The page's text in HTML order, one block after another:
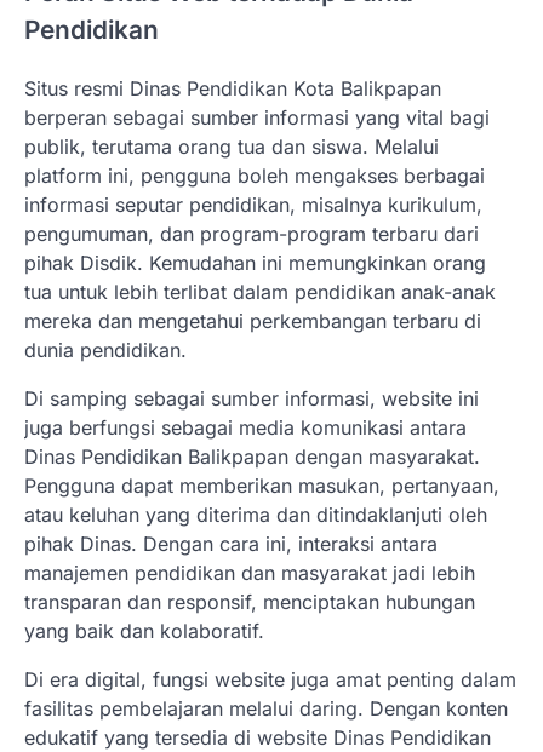
Pendidikan
Situs resmi Dinas Pendidikan Kota Balikpapan
berperan sebagai sumber informasi yang vital bagi
publik, terutama orang tua dan siswa. Melalui
platform ini, pengguna boleh mengakses berbagai
informasi seputar pendidikan, misalnya kurikulum,
pengumuman, dan program-program terbaru dari
pihak Disdik. Kemudahan ini memungkinkan orang
tua untuk lebih terlibat dalam pendidikan anak-anak
mereka dan mengetahui perkembangan terbaru di
dunia pendidikan.
Di samping sebagai sumber informasi, website ini
juga berfungsi sebagai media komunikasi antara
Dinas Pendidikan Balikpapan dengan masyarakat.
Pengguna dapat memberikan masukan, pertanyaan,
atau keluhan yang diterima dan ditindaklanjuti oleh
pihak Dinas. Dengan cara ini, interaksi antara
manajemen pendidikan dan masyarakat jadi lebih
transparan dan responsif, menciptakan hubungan
yang baik dan kolaboratif.
Di era digital, fungsi website juga amat penting dalam
fasilitas pembelajaran melalui daring. Dengan konten
edukatif yang tersedia di website Dinas Pendidikan